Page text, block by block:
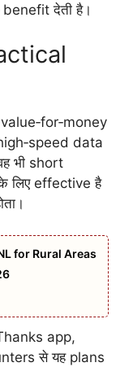
benefit देती है।
high‑speed data
भी short
लिए effective है
for Rural Areas
app,
से यह plans